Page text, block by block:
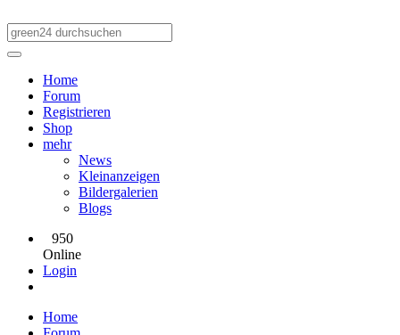
Home
Forum
Registrieren
Shop
mehr
News
Kleinanzeigen
Bildergalerien
Blogs
950
Online
Login
Home